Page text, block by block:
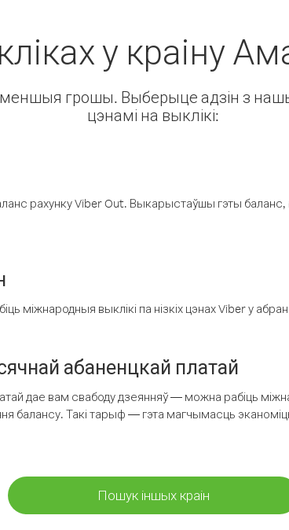
у краіну
грошы. Выберыце адзін з
цэнамі на выклікі:
рахунку Viber Out. Выкарыстаўшы гэты
міжнародныя выклікі па нізкіх цэнах Viber у
абаненцкай платай
дае вам свабоду дзеянняў — можна рабіць
балансу. Такі тарыф — гэта магчымасць
Пошук іншых краін